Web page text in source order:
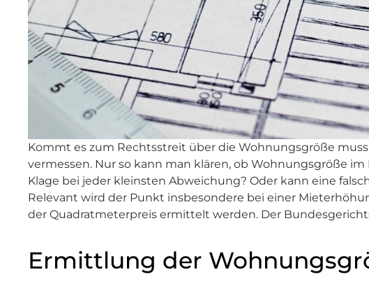
Kommt es zum Rechtsstreit über die Wohnungsgröße
vermessen. Nur so kann man klären, ob Wohnungsgröße
Klage bei jeder kleinsten Abweichung? Oder kann eine
Relevant wird der Punkt insbesondere bei einer
der Quadratmeterpreis ermittelt werden. Der
Ermittlung der